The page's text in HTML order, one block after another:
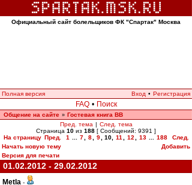
Официальный сайт болельщиков ФК "Спартак" Москва
Полная версия Вход • Регистрация
FAQ • Поиск
Общение на сайте » Гостевая книга ВВ
Пред. тема | След. тема
Страница 10 из 188 [ Сообщений: 9391 ]
На страницу Пред. 1 7 8 9 10, 11 12 13 188
След.
Начать новую тему
Добавить
Версия для печати
01.02.2012 - 29.02.2012
Metla -